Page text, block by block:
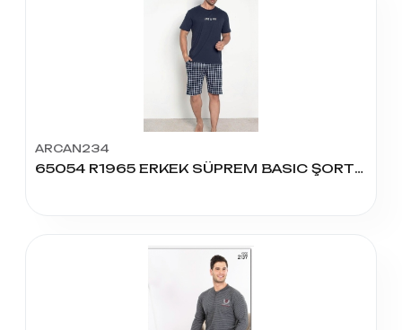
ARCAN234
65054 R1965 ERKEK SÜPREM BASIC ŞORTLU TAKIM